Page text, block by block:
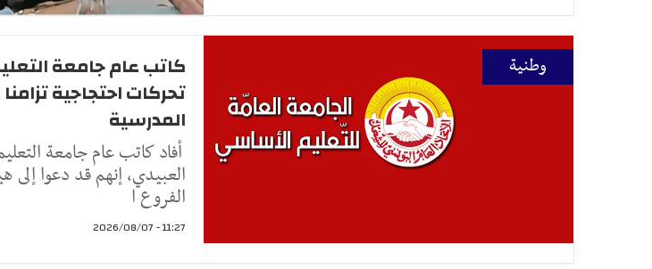
وطنية
كاتب عام جامعة
تحركات احتجاجية
المدرسية
أفاد كاتب عام جامعة
العبيدي، إنهم قد دعوا إلى
الفروع ا
11:27 - 2026/08/07